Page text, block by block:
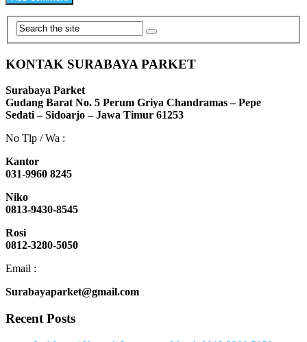
KONTAK SURABAYA PARKET
Surabaya Parket
Gudang Barat No. 5 Perum Griya Chandramas – Pepe
Sedati – Sidoarjo – Jawa Timur 61253
No Tlp / Wa :
Kantor
031-9960 8245
Niko
0813-9430-8545
Rosi
0812-3280-5050
Email :
Surabayaparket@gmail.com
Recent Posts